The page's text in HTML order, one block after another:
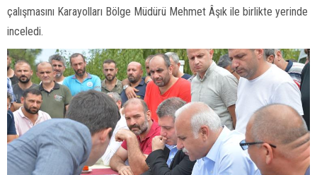
çalışmasını Karayolları Bölge Müdürü Mehmet Âşık ile birlikte yerinde
inceledi.